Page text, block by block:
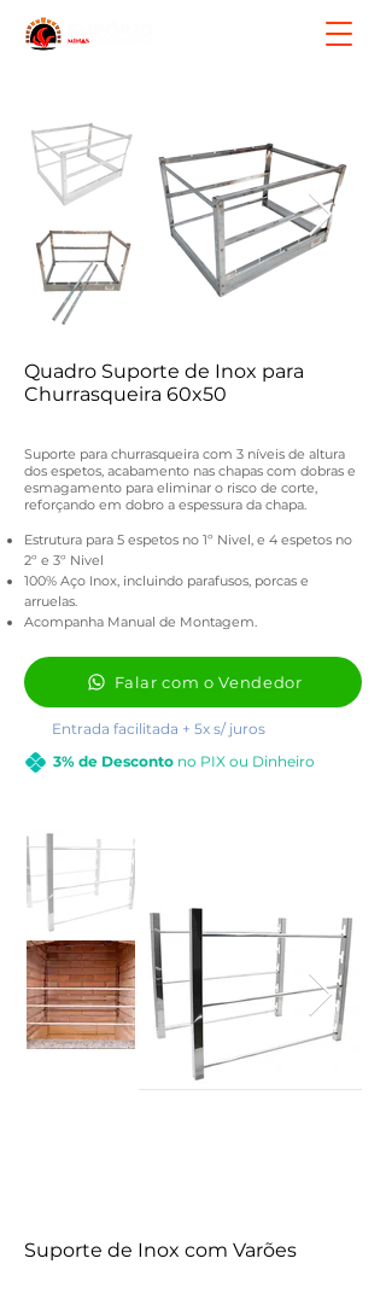
Quadro Suporte de Inox para
Churrasqueira 60x50
Suporte para churrasqueira com 3 níveis de altura
dos espetos, acabamento nas chapas com dobras e
esmagamento para eliminar o risco de corte,
reforçando em dobro a espessura da chapa.
Estrutura para 5 espetos no 1º Nivel, e 4 espetos no
2º e 3º Nivel
100% Aço Inox, incluindo parafusos, porcas e
arruelas.
Acompanha Manual de Montagem.
Falar com o Vendedor
Entrada facilitada + 5x s/ juros
3% de Desconto no PIX ou Dinheiro
Suporte de Inox com Varões